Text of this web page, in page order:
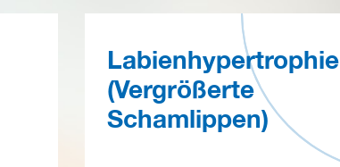
Labienhypertrophie
(Vergrößerte
Schamlippen)